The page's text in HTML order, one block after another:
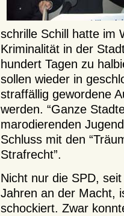
schrille Schill hatte im
Kriminalität in der
hundert Tagen zu
sollen wieder in
straffällig gewordene
werden. “Ganze
marodierenden
Schluss mit den
Strafrecht”.
Nicht nur die SPD,
Jahren an der Macht,
schockiert. Zwar